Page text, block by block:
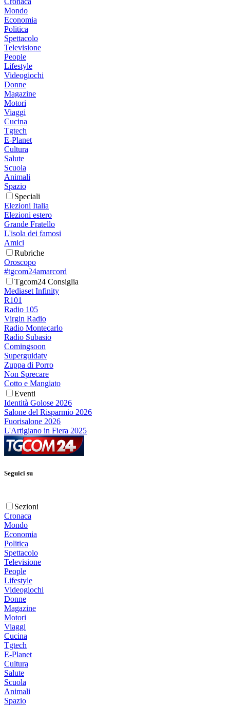
Mondo
Economia
Politica
Spettacolo
Televisione
People
Lifestyle
Videogiochi
Donne
Magazine
Motori
Viaggi
Cucina
Tgtech
E-Planet
Cultura
Salute
Scuola
Animali
Spazio
Speciali
Elezioni Italia
Elezioni estero
Grande Fratello
L'isola dei famosi
Amici
Rubriche
Oroscopo
#tgcom24amarcord
Tgcom24 Consiglia
Mediaset Infinity
R101
Radio 105
Virgin Radio
Radio Montecarlo
Radio Subasio
Comingsoon
Superguidatv
Zuppa di Porro
Non Sprecare
Cotto e Mangiato
Eventi
Identità Golose 2026
Salone del Risparmio 2026
Fuorisalone 2026
L'Artigiano in Fiera 2025
Seguici su
Sezioni
Cronaca
Mondo
Economia
Politica
Spettacolo
Televisione
People
Lifestyle
Videogiochi
Donne
Magazine
Motori
Viaggi
Cucina
Tgtech
E-Planet
Cultura
Salute
Scuola
Animali
Spazio